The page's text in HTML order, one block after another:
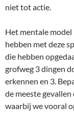
niet tot actie.
Het mentale model
hebben met deze
die hebben
grofweg 3 dingen
erkennen en 3.
de meeste
waarbij we vooral